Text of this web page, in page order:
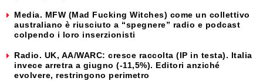
Media. MFW (Mad Fucking Witches) come un collettivo
australiano è riusciuto a “spegnere” radio e podcast
colpendo i loro inserzionisti
Radio. UK, AA/WARC: cresce raccolta (IP in testa). Italia
invece arretra a giugno (-11,5%). Editori anziché
evolvere, restringono perimetro